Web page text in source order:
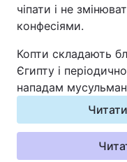
чіпати і не
конфесіями.
Копти складають
Єгипту і
нападам